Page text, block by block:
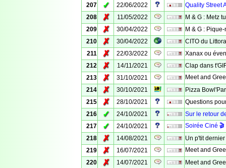
207
✓ 22/06/2022
Quality Street
208
✗ 11/05/2022
M & G : Metz
209
✗ 30/04/2022
M & G :
210
✗ 30/04/2022
CITO du
211
✗ 22/03/2022
Xanax ou
212
✗ 14/11/2021
Clap dans
213
✗ 31/10/2021
Meet and
214
✗ 30/10/2021
Pizza
215
✗ 28/10/2021
Questions
216
✓ 24/10/2021
Sur le retour
217
✓ 24/10/2021
Soirée Ciné
218
✗ 14/08/2021
Un p'tit
219
✗ 16/07/2021
Meet and
220
✗ 14/07/2021
Meet and